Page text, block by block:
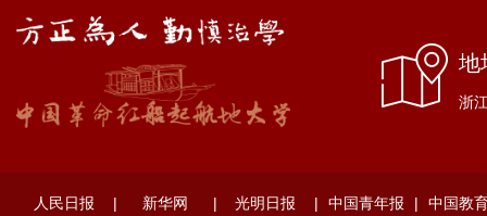
地
浙
人民日报 | 新华网 | 光明日报 | 中国青年报 | 中国教